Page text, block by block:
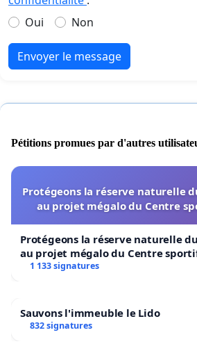
Oui
Non
Envoyer le message
Pétitions promues par d'autres
Protégeons la réserve naturelle
au projet mégalo du Centre
Protégeons la réserve naturelle
au projet mégalo du Centre
1 133 signatures
Sauvons l'immeuble le Lido
832 signatures